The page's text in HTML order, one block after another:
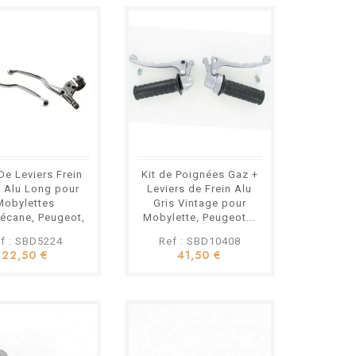
Masselottes et
Embrayage
Allégés
119,80 €
: LT500ALL
: Peugeot 103 /
à variateur
préparé ou
: Prêt à
Leviers Frein
Alu Long pour
Peugeot,
: SBD5224
22,50 €
Kit de Poignées Gaz +
Leviers de Frein Alu
Gris Vintage pour
Mobylette, Peugeot...
Ref : SBD10408
41,50 €